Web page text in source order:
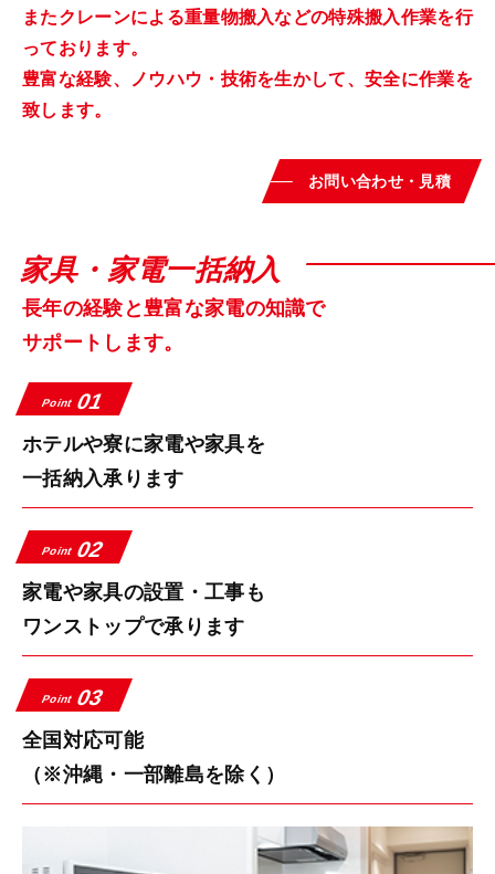
またクレーンによる重量物搬入などの特殊搬入作業を行
っております。
豊富な経験、ノウハウ・技術を生かして、安全に作業を
致します。
お問い合わせ・見積
家具・家電一括納入
長年の経験と豊富な家電の知識で
サポートします。
Point 01
ホテルや寮に家電や家具を
一括納入承ります
Point 02
家電や家具の設置・工事も
ワンストップで承ります
Point 03
全国対応可能
（※沖縄・一部離島を除く）